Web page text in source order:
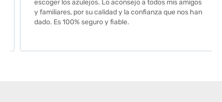
escoger los azulejos. Lo aconsejo a todos mis amigos
y familiares, por su calidad y la confianza que nos han
dado. Es 100% seguro y fiable.